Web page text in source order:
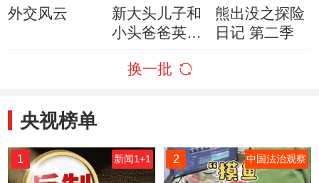
外交风云
新大头儿子和
小头爸爸英雄
熊出没之探险
日记 第二季
换一批
央视榜单
1 新闻1+1 2 中国法治观察